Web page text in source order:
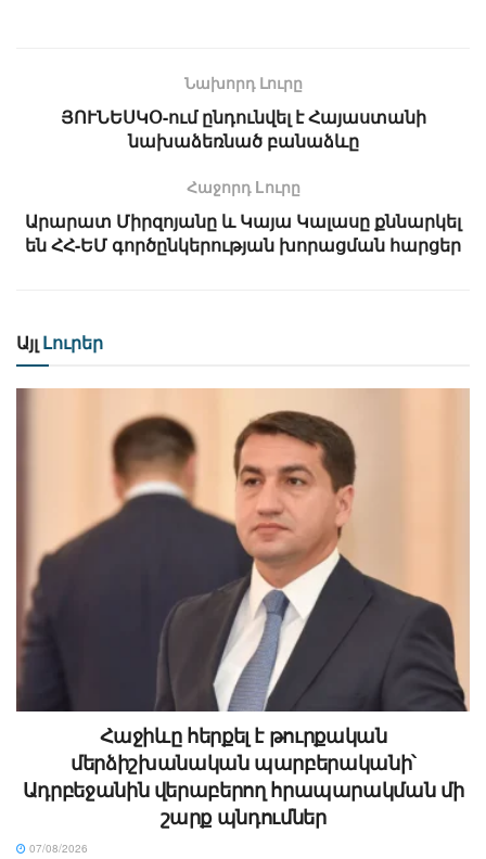
Նախորդ Լուրը
ՅՈՒՆԵՍԿՕ-ում ընդունվել է Հայաստանի
նախաձեռնած բանաձևը
Հաջորդ Lուրը
Արարատ Միրզոյանը և Կայա Կալասը քննարկել
են ՀՀ-ԵՄ գործընկերության խորացման հարցեր
Այլ Լուրեր
Հաջիևը հերքել է թուրքական
մերձիշխանական պարբերականի՝
Ադրբեջանին վերաբերող հրապարակման մի
շարք պնդումներ
07/08/2026